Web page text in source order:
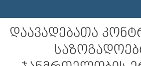
დაავადებათა